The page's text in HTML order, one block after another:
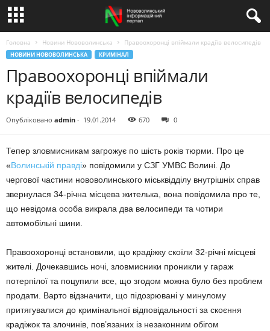
Головна Новини Нововолинська Правоохоронці впіймали крадіїв велосипедів
НОВИНИ НОВОВОЛИНСЬКА КРИМІНАЛ
Правоохоронці впіймали
крадіїв велосипедів
Опубліковано admin - 19.01.2014 670 0
Тепер зловмисникам загрожує по шість років тюрми. Про це
«Волинській правді» повідомили у СЗГ УМВС Волині. До
чергової частини нововолинського міськвідділу внутрішніх справ
звернулася 34-річна місцева жителька, вона повідомила про те,
що невідома особа викрала два велосипеди та чотири
автомобільні шини.
Правоохоронці встановили, що крадіжку скоїли 32-річні місцеві
жителі. Дочекавшись ночі, зловмисники проникли у гараж
потерпілої та поцупили все, що згодом можна було без проблем
продати. Варто відзначити, що підозрювані у минулому
притягувалися до кримінальної відповідальності за скоєння
крадіжок та злочинів, пов’язаних із незаконним обігом